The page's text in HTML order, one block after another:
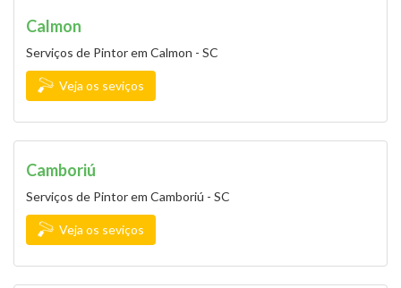
Calmon
Serviços de Pintor em Calmon - SC
Veja os seviços
Camboriú
Serviços de Pintor em Camboriú - SC
Veja os seviços